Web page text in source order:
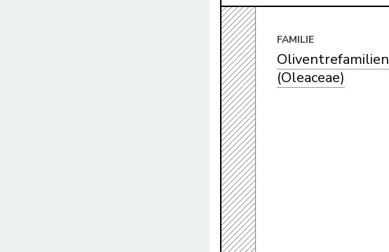
FAMILIE
Oliventrefamilien
(Oleaceae)